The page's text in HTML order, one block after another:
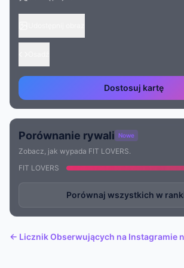
Dostosuj kartę
Porównanie rywali Nowe
Zobacz, jak wypada FIT LOVERS.
FIT LOVERS
Porównaj wszystkich w
← Licznik Obserwujących na Instagramie